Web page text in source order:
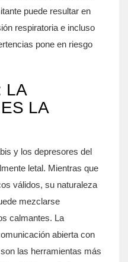
puede resultar en
respiratoria e incluso
pone en riesgo
LA
LA
y los depresores del
letal. Mientras que
válidos, su naturaleza
mezclarse
calmantes. La
abierta con
las herramientas más